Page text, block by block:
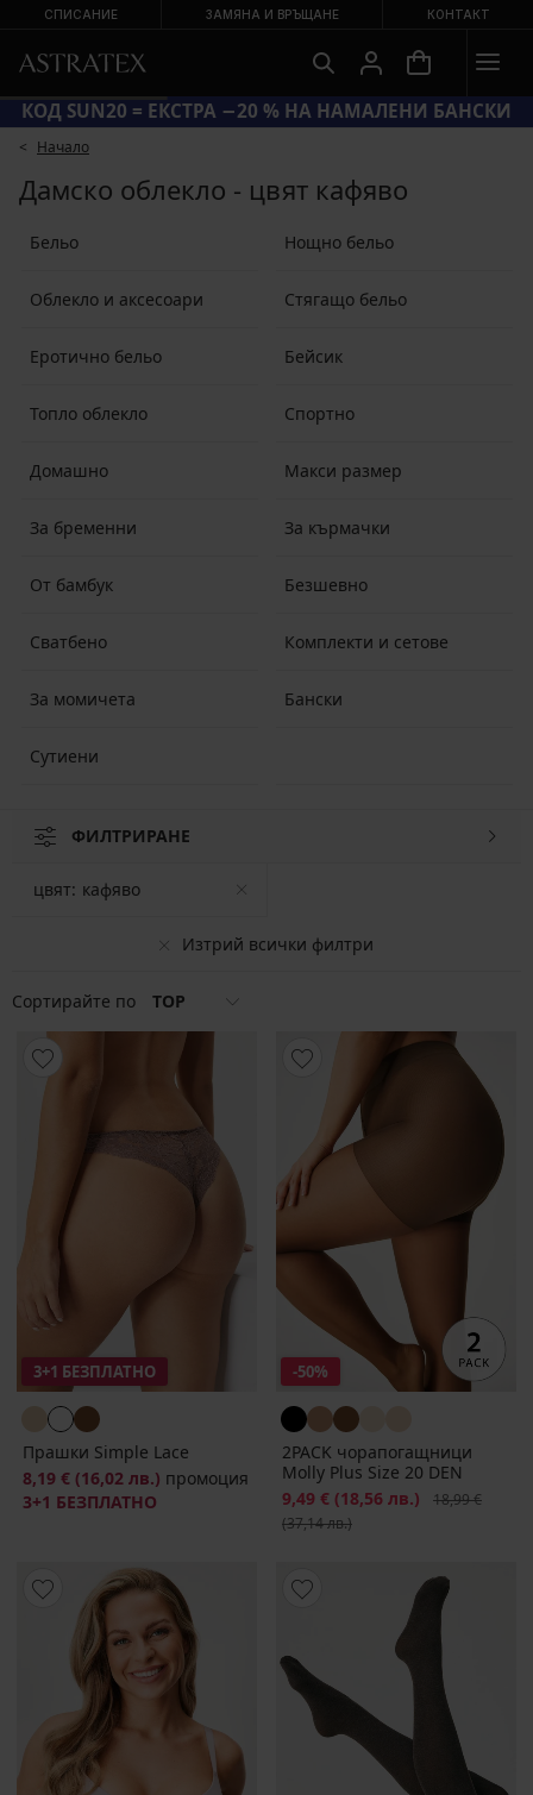
СПИСАНИЕ ЗАМЯНА И ВРЪЩАНЕ КОНТАКТ
КОД SUN20 = ЕКСТРА −20 % НА НАМАЛЕНИ БАНСКИ
Начало
Дамско облекло - цвят кафяво
Бельо Нощно бельо
Облекло и аксесоари Стягащо бельо
Еротично бельо Бейсик
Топло облекло Спортно
Домашно Макси размер
За бременни За кърмачки
От бамбук Безшевно
Сватбено Комплекти и сетове
За момичета Бански
Сутиени
ФИЛТРИРАНЕ
Изтрий всички филтри
цвят: кафяво
Сортирайте по TOP
3+1 БЕЗПЛАТНО
Прашки Simple Lace
8,19 € (16,02 лв.) промоция
3+1 БЕЗПЛАТНО
-50%
2PACK чорапогащници
Molly Plus Size 20 DEN
Намаление
9,49 € (18,56 лв.)
18,99 €
(37,14 лв.)